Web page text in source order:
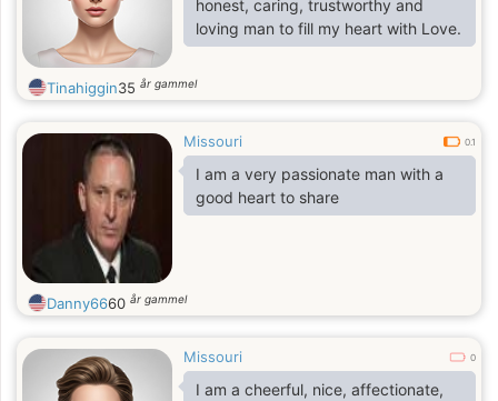
honest, caring, trustworthy and
loving man to fill my heart with Love.
Tinahiggin35 år gammel
Missouri 0.1
I am a very passionate man with a
good heart to share
Danny6660 år gammel
Missouri 0
I am a cheerful, nice, affectionate,